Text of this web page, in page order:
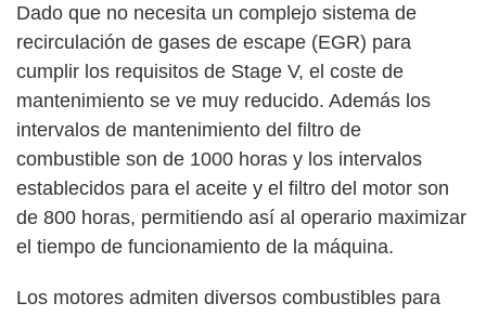
Dado que no necesita un complejo sistema de
recirculación de gases de escape (EGR) para
cumplir los requisitos de Stage V, el coste de
mantenimiento se ve muy reducido. Además los
intervalos de mantenimiento del filtro de
combustible son de 1000 horas y los intervalos
establecidos para el aceite y el filtro del motor son
de 800 horas, permitiendo así al operario maximizar
el tiempo de funcionamiento de la máquina.
Los motores admiten diversos combustibles para